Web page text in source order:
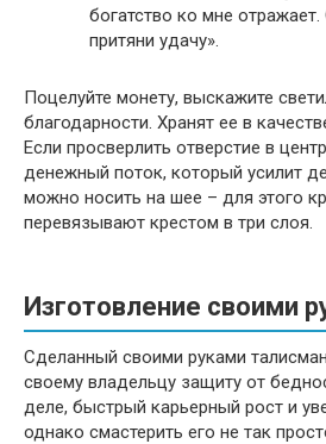
богатство ко мне
притяни удачу».
Поцелуйте монету, выскажите
благодарности. Хранят ее в
Если просверлить отверстие в
денежный поток, который усилит
можно носить на шее – для этого
перевязывают крестом в три слоя.
Изготовление своими
Сделанный своими руками
своему владельцу защиту от
деле, быстрый карьерный рост и
однако смастерить его не так